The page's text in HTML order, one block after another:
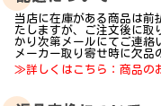
当店に在庫がある商品は前
たしますが、ご注文後に取
かり次第メールにてご連絡
メーカー取り寄せ時に欠品
≫詳しくはこちら：商品の